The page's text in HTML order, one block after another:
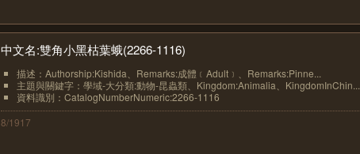
中文名:雙角小黑枯葉蛾(2266-1116)
描述：Authorship:Kishida、Remarks:成體﹝Adult﹞、Remarks:Pinne...
主題與關鍵字：學域-大分類:動物-昆蟲類、Kingdom:Animalia、KingdomInChin...
資料識別：CatalogNumberNumeric:2266-1116
8/1917